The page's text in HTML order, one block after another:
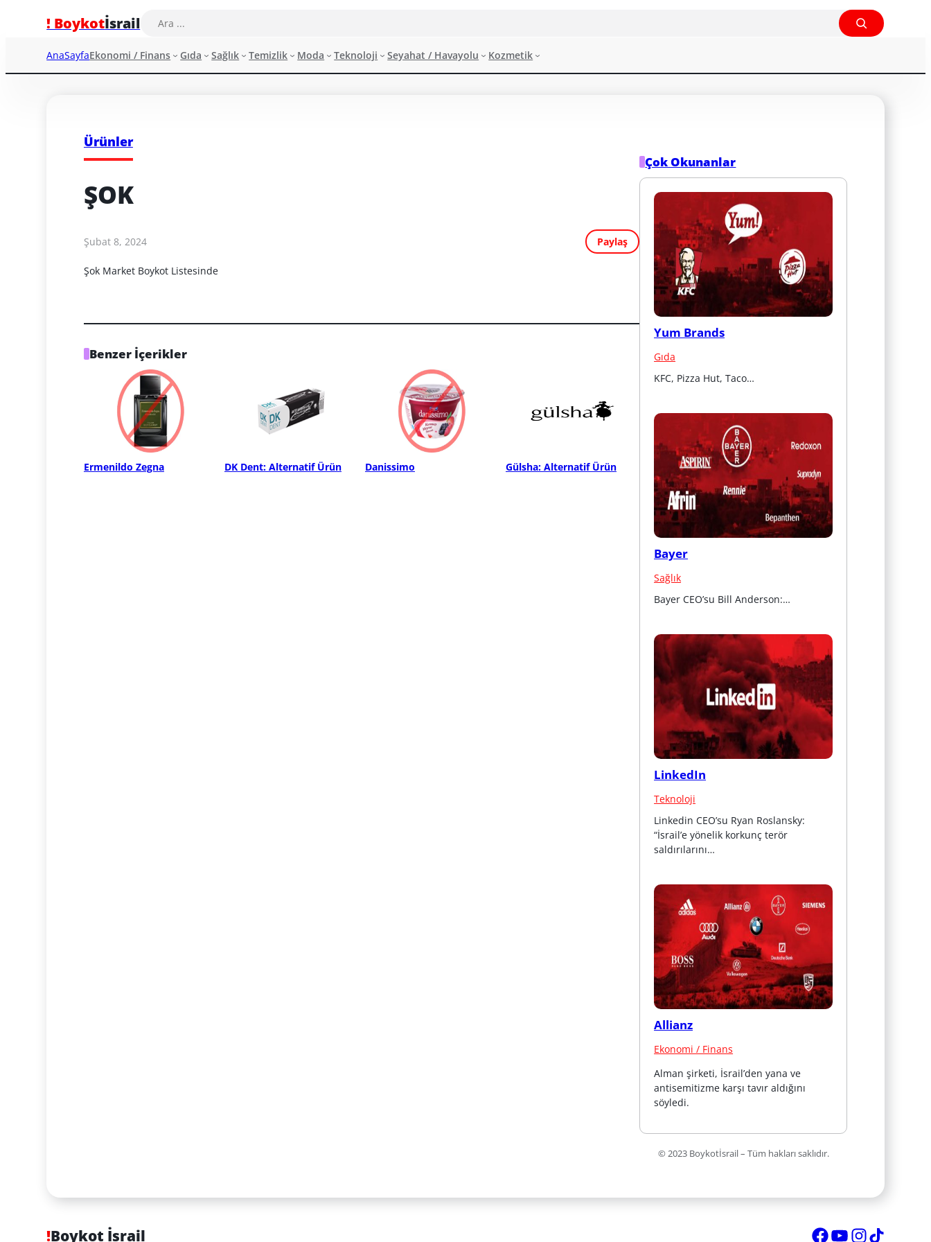
! Boykotİsrail
AnaSayfaEkonomi / Finans Gıda Sağlık Temizlik Moda Teknoloji Seyahat / Havayolu Kozmetik
Ürünler
ŞOK
Şubat 8, 2024 Paylaş
Şok Market Boykot Listesinde
Benzer İçerikler
Ermenildo Zegna DK Dent: Alternatif Ürün Danissimo Gülsha: Alternatif Ürün
Çok Okunanlar
Yum Brands
Gıda
KFC, Pizza Hut, Taco…
Bayer
Sağlık
Bayer CEO’su Bill Anderson:…
LinkedIn
Teknoloji
Linkedin CEO’su Ryan Roslansky:
“İsrail’e yönelik korkunç terör
saldırılarını…
Allianz
Ekonomi / Finans
Alman şirketi, İsrail’den yana ve
antisemitizme karşı tavır aldığını
söyledi.
© 2023 Boykotİsrail – Tüm hakları saklıdır.
!Boykot İsrail